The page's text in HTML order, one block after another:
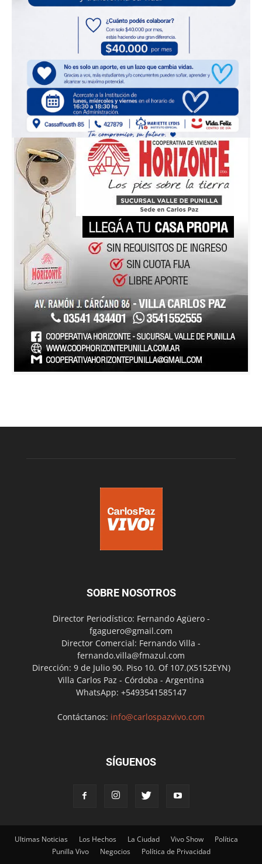
SOBRE NOSOTROS
Director Periodístico: Fernando Agüero -
fgaguero@gmail.com
Director Comercial: Fernando Villa -
fernando.villa@fmazul.com
Dirección: 9 de Julio 90. Piso 10. Of 107.(X5152EYN)
Villa Carlos Paz - Córdoba - Argentina
WhatsApp: +5493541585147
Contáctanos: info@carlospazvivo.com
SÍGUENOS
Ultimas Noticias Los Hechos La Ciudad Vivo Show
Política
Punilla Vivo
Negocios Política de Privacidad